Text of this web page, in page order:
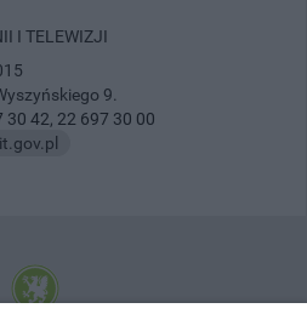
I TELEWIZJI
9.
30 42, 22 697 30 00